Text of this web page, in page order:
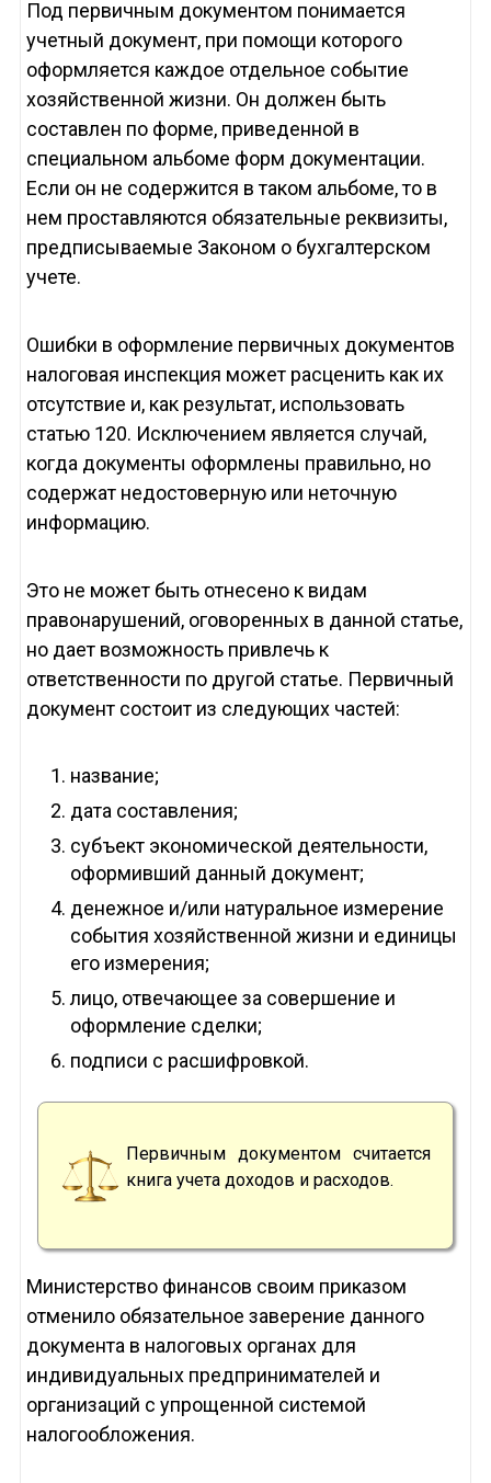
Под первичным документом понимается
учетный документ, при помощи которого
оформляется каждое отдельное событие
хозяйственной жизни. Он должен быть
составлен по форме, приведенной в
специальном альбоме форм документации.
Если он не содержится в таком альбоме, то в
нем проставляются обязательные реквизиты,
предписываемые Законом о бухгалтерском
учете.
Ошибки в оформление первичных документов
налоговая инспекция может расценить как их
отсутствие и, как результат, использовать
статью 120. Исключением является случай,
когда документы оформлены правильно, но
содержат недостоверную или неточную
информацию.
Это не может быть отнесено к видам
правонарушений, оговоренных в данной статье,
но дает возможность привлечь к
ответственности по другой статье. Первичный
документ состоит из следующих частей:
название;
дата составления;
субъект экономической деятельности,
оформивший данный документ;
денежное и/или натуральное измерение
события хозяйственной жизни и единицы
его измерения;
лицо, отвечающее за совершение и
оформление сделки;
подписи с расшифровкой.
Первичным документом считается
книга учета доходов и расходов.
Министерство финансов своим приказом
отменило обязательное заверение данного
документа в налоговых органах для
индивидуальных предпринимателей и
организаций с упрощенной системой
налогообложения.